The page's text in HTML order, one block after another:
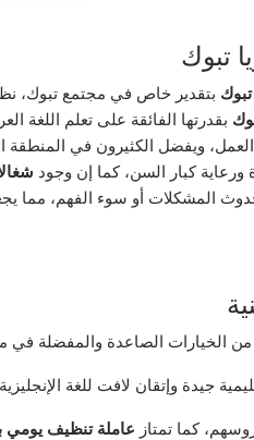
تبوك
بتقدير خاص في مجتمع تبوك، نظراً
بقدرتها الفائقة على تعلم اللغة
ويفضل الكثيرون في المنطقة
كبار السن، كما إن وجود
المشكلات أو سوء الفهم، مما
من الخيارات الصاعدة والمفضلة في
جيدة وإتقان لافت للغة
كما تمتاز عاملة تنظيف يومي